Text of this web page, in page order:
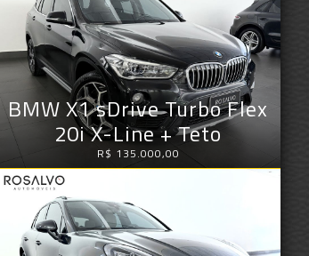
BMW X1 sDrive Turbo Flex
20i X-Line + Teto
R$ 135.000,00